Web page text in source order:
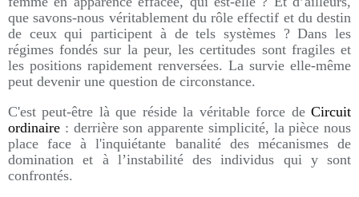
que savons-nous véritablement du rôle effectif et du destin
de ceux qui participent à de tels systèmes ? Dans les
régimes fondés sur la peur, les certitudes sont fragiles et
les positions rapidement renversées. La survie elle-même
peut devenir une question de circonstance.
C'est peut-être là que réside la véritable force de Circuit
ordinaire : derrière son apparente simplicité, la pièce nous
place face à l'inquiétante banalité des mécanismes de
domination et à l’instabilité des individus qui y sont
confrontés.